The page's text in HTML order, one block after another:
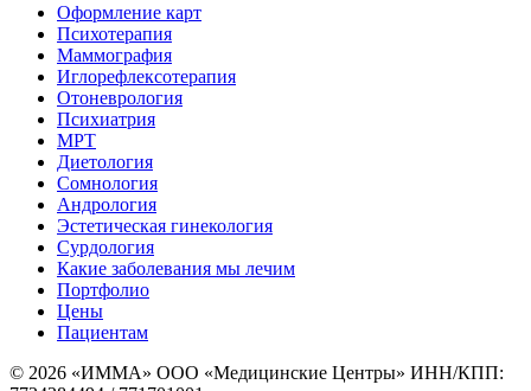
Оформление карт
Психотерапия
Маммография
Иглорефлексотерапия
Отоневрология
Психиатрия
МРТ
Диетология
Сомнология
Андрология
Эстетическая гинекология
Сурдология
Какие заболевания мы лечим
Портфолио
Цены
Пациентам
© 2026 «ИММА» ООО «Медицинские Центры» ИНН/КПП: